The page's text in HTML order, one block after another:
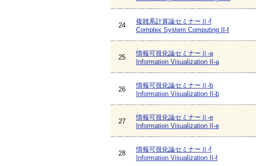
24
複雑系計算論セミナーⅡ-f
Complex System Computing II-f
25
情報可視化論セミナーⅡ-a
Information Visualization II-a
26
情報可視化論セミナーⅡ-b
Information Visualization II-b
27
情報可視化論セミナーⅡ-e
Information Visualization II-e
28
情報可視化論セミナーⅡ-f
Information Visualization II-f